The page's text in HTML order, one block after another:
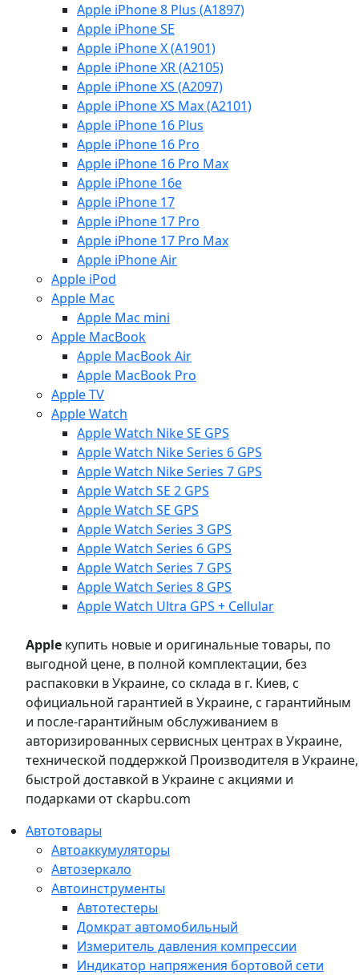
Apple iPhone 8 Plus (A1897)
Apple iPhone SE
Apple iPhone X (A1901)
Apple iPhone XR (A2105)
Apple iPhone XS (A2097)
Apple iPhone XS Max (A2101)
Apple iPhone 16 Plus
Apple iPhone 16 Pro
Apple iPhone 16 Pro Max
Apple iPhone 16e
Apple iPhone 17
Apple iPhone 17 Pro
Apple iPhone 17 Pro Max
Apple iPhone Air
Apple iPod
Apple Mac
Apple Mac mini
Apple MacBook
Apple MacBook Air
Apple MacBook Pro
Apple TV
Apple Watch
Apple Watch Nike SE GPS
Apple Watch Nike Series 6 GPS
Apple Watch Nike Series 7 GPS
Apple Watch SE 2 GPS
Apple Watch SE GPS
Apple Watch Series 3 GPS
Apple Watch Series 6 GPS
Apple Watch Series 7 GPS
Apple Watch Series 8 GPS
Apple Watch Ultra GPS + Cellular
Apple купить новые и оригинальные товары, по
выгодной цене, в полной комплектации, без
распаковки в Украине, со склада в г. Киев, с
официальной гарантией в Украине, с гарантийным
и после-гарантийным обслуживанием в
авторизированных сервисных центрах в Украине,
технической поддержкой Производителя в Украине,
быстрой доставкой в Украине с акциями и
подарками от ckapbu.com
Автотовары
Автоаккумуляторы
Автозеркало
Автоинструменты
Автотестеры
Домкрат автомобильный
Измеритель давления компрессии
Индикатор напряжения бортовой сети